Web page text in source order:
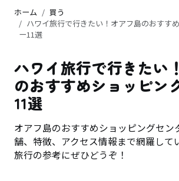
ホーム
買う
ハワイ旅行で行きたい！オアフ島のおすす
ー11選
ハワイ旅行で行きたい
のおすすめショッピン
11選
オアフ島のおすすめショッピングセン
舗、特徴、アクセス情報まで網羅して
旅行の参考にぜひどうぞ！